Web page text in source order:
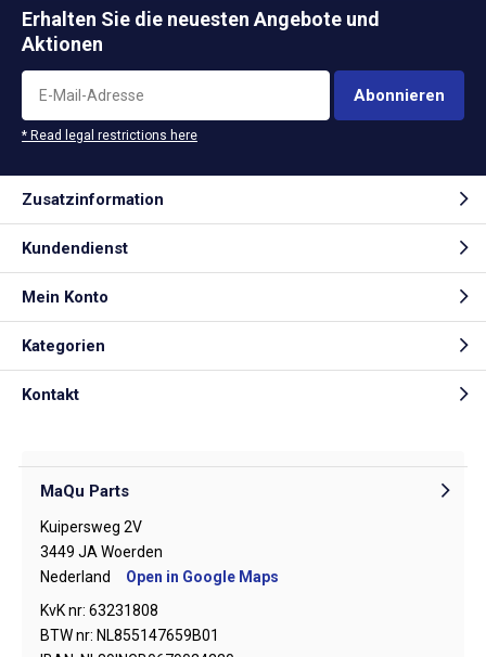
Erhalten Sie die neuesten Angebote und
Aktionen
Abonnieren
* Read legal restrictions here
Zusatzinformation
Kundendienst
Mein Konto
Kategorien
Kontakt
MaQu Parts
Kuipersweg 2V
3449 JA Woerden
Nederland
Open in Google Maps
KvK nr: 63231808
BTW nr: NL855147659B01